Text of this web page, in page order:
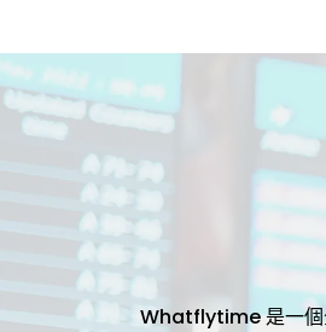
Whatflytime 是一個